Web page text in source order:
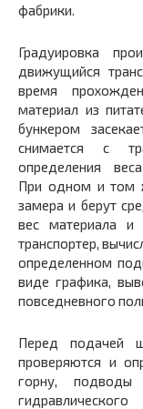
фабрики.
Градуировка
движущийся
время
материал из
бункером
снимается с
определения
При одном и том
замера и берут
вес материала и
транспортер,
определенном
виде графика,
повседневного
Перед подачей
проверяются и
горну,